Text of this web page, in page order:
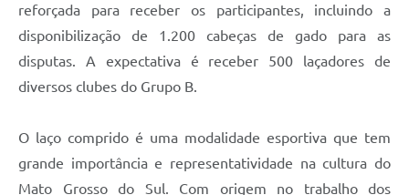
reforçada para receber os participantes, incluindo a
disponibilização de 1.200 cabeças de gado para as
disputas. A expectativa é receber 500 laçadores de
diversos clubes do Grupo B.
O laço comprido é uma modalidade esportiva que tem
grande importância e representatividade na cultura do
Mato Grosso do Sul. Com origem no trabalho dos